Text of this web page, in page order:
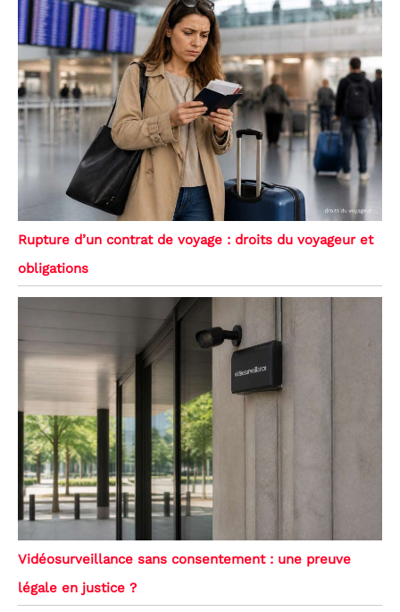
Rupture d’un contrat de voyage : droits du voyageur et
obligations
Vidéosurveillance sans consentement : une preuve
légale en justice ?